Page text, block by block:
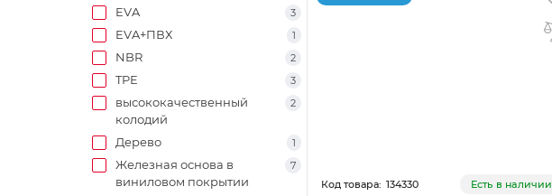
EVA 3
EVA+ПВХ 1
NBR 2
TPE 3
высококачественный
колодий
2
Дерево 1
Железная основа в
виниловом покрытии
7
134330 Есть в наличии